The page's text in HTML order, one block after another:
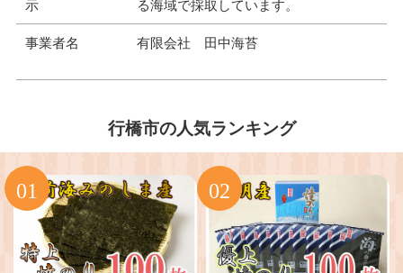
示
る海域で採取しています。
事業者名 有限会社 田中海苔
行橋市の人気ランキング